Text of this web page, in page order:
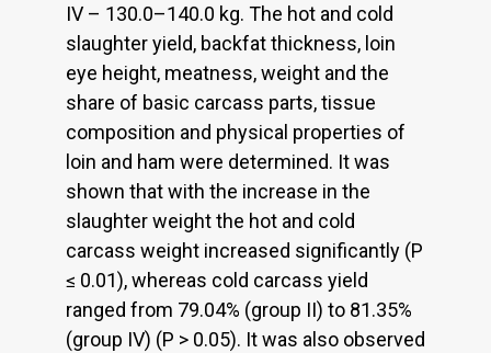
IV – 130.0–140.0 kg. The hot and cold
slaughter yield, backfat thickness, loin
eye height, meatness, weight and the
share of basic carcass parts, tissue
composition and physical properties of
loin and ham were determined. It was
shown that with the increase in the
slaughter weight the hot and cold
carcass weight increased significantly (P
≤ 0.01), whereas cold carcass yield
ranged from 79.04% (group II) to 81.35%
(group IV) (P > 0.05). It was also observed